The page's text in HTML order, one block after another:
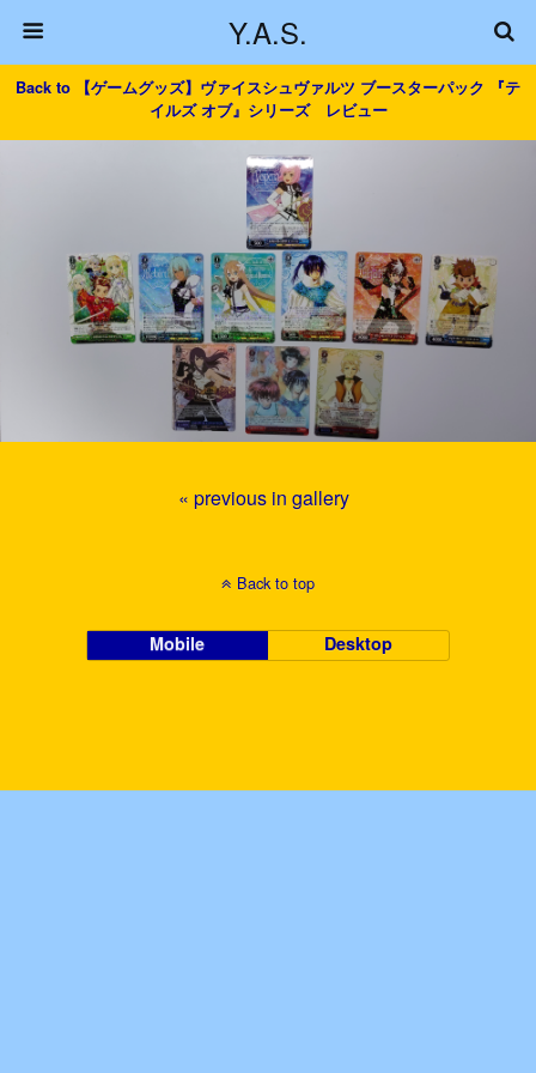
Y.A.S.
Back to 【ゲームグッズ】ヴァイスシュヴァルツ ブースターパック 『テ
イルズ オブ』シリーズ レビュー
« previous in gallery
Back to top
Mobile Desktop